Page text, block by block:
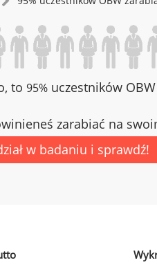
to 95% uczestników
zarabiać na
w badaniu i sprawdź!